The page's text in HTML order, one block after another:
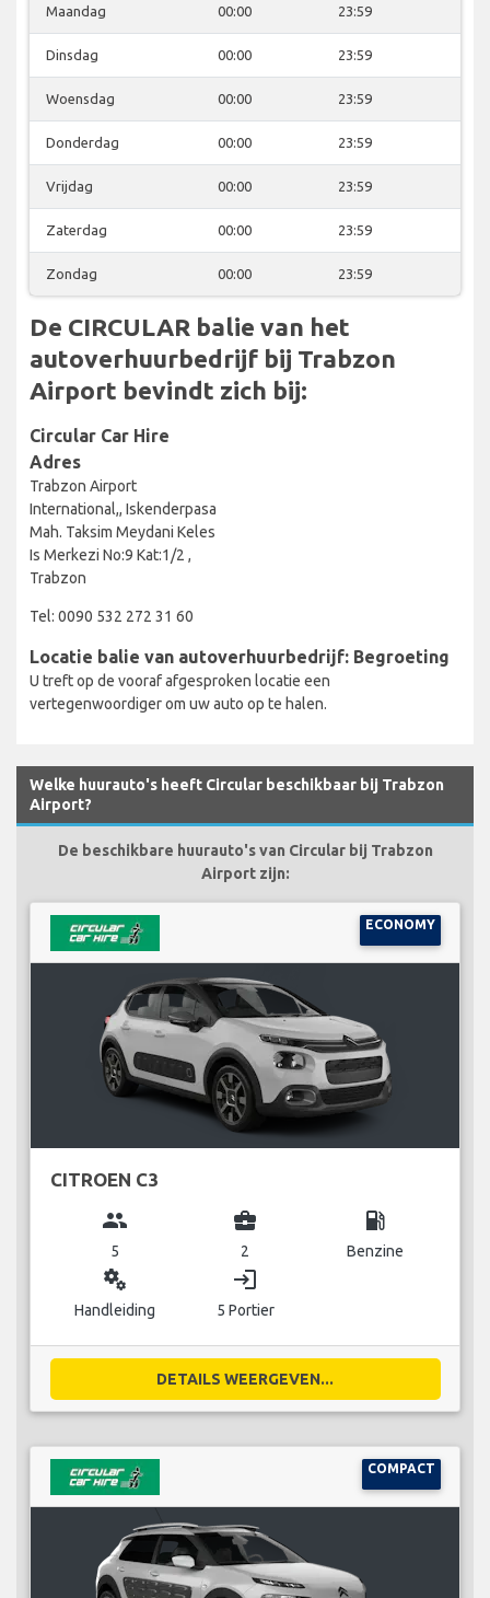
Maandag 00:00 23:59
Dinsdag 00:00 23:59
Woensdag 00:00 23:59
Donderdag 00:00 23:59
Vrijdag 00:00 23:59
Zaterdag 00:00 23:59
Zondag 00:00 23:59
De CIRCULAR balie van het
autoverhuurbedrijf bij Trabzon
Airport bevindt zich bij:
Circular Car Hire
Adres
Trabzon Airport
International,, Iskenderpasa
Mah. Taksim Meydani Keles
Is Merkezi No:9 Kat:1/2 ,
Trabzon
Tel: 0090 532 272 31 60
Locatie balie van autoverhuurbedrijf: Begroeting
U treft op de vooraf afgesproken locatie een
vertegenwoordiger om uw auto op te halen.
Welke huurauto's heeft Circular beschikbaar bij Trabzon
Airport?
De beschikbare huurauto's van Circular bij Trabzon
Airport zijn:
ECONOMY
CITROEN C3
group
5
business_center
2
local_gas_station
Benzine
miscellaneous_services
Handleiding
login
5 Portier
DETAILS WEERGEVEN...
COMPACT